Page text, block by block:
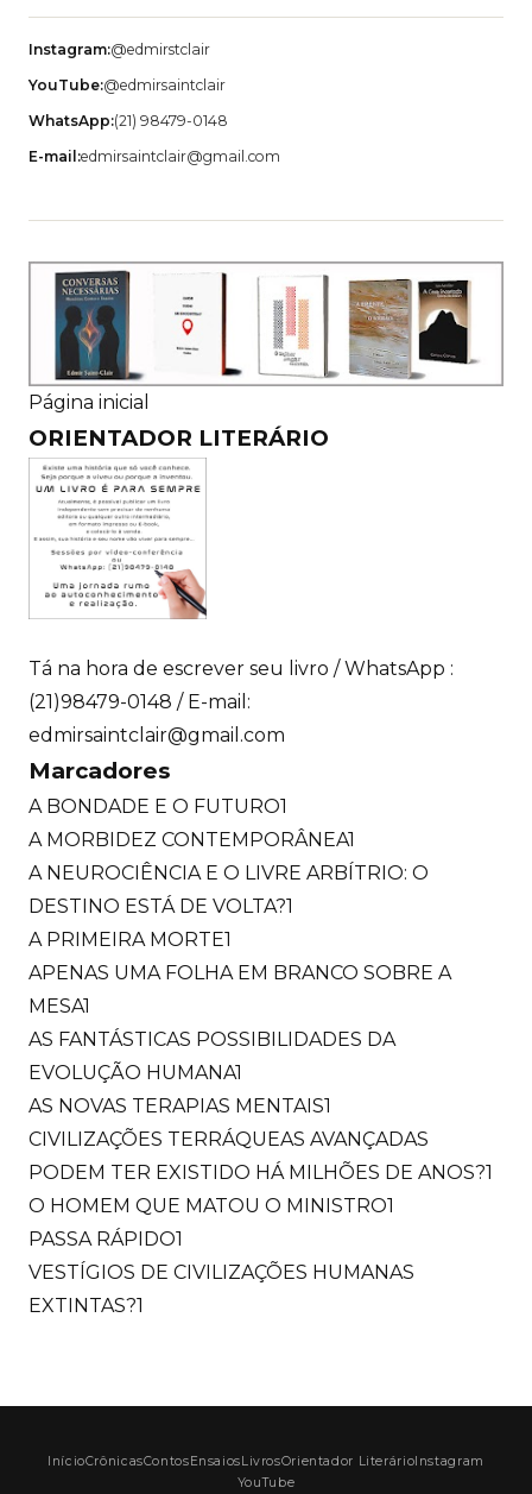
Instagram:@edmirstclair
YouTube:@edmirsaintclair
WhatsApp:(21) 98479-0148
E-mail:edmirsaintclair@gmail.com
Página inicial
ORIENTADOR LITERÁRIO
Tá na hora de escrever seu livro / WhatsApp :
(21)98479-0148 / E-mail:
edmirsaintclair@gmail.com
Marcadores
A BONDADE E O FUTURO1
A MORBIDEZ CONTEMPORÂNEA1
A NEUROCIÊNCIA E O LIVRE ARBÍTRIO: O
DESTINO ESTÁ DE VOLTA?1
A PRIMEIRA MORTE1
APENAS UMA FOLHA EM BRANCO SOBRE A
MESA1
AS FANTÁSTICAS POSSIBILIDADES DA
EVOLUÇÃO HUMANA1
AS NOVAS TERAPIAS MENTAIS1
CIVILIZAÇÕES TERRÁQUEAS AVANÇADAS
PODEM TER EXISTIDO HÁ MILHÕES DE ANOS?1
O HOMEM QUE MATOU O MINISTRO1
PASSA RÁPIDO1
VESTÍGIOS DE CIVILIZAÇÕES HUMANAS
EXTINTAS?1
InícioCrônicasContos Ensaios LivrosOrientador Literário Instagram
YouTube